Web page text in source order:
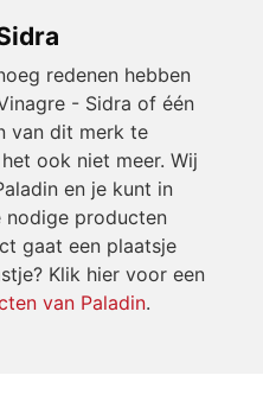
redenen hebben
- Sidra of één
van dit merk te
ook niet meer. Wij
en je kunt in
nodige producten
gaat een plaatsje
Klik hier voor een
van Paladin.